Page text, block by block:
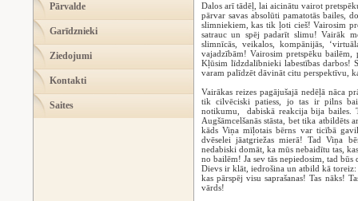
Pārvalde
Garīdznieki
Ziedojumi
Kontakti
Saites
Dalos arī tādēļ, lai aicinātu vairot
pārvar savas absolūti pamatotās bailes,
slimniekiem, kas tik ļoti cieš! Vairosim
satrauc un spēj padarīt slimu! Vairāk
slimnīcās, veikalos, kompānijās,
vajadzībām! Vairosim pretspēku
Kļūsim līdzdalībnieki labestības darbos!
varam palīdzēt dāvināt citu perspektīvu,
Vairākas reizes pagājušajā nedēļā nāca
tik cilvēciski patiess, jo tas ir pilns
notikumu, dabiskā reakcija bija bailes.
Augšāmcelšanās stāsta, bet tika
kāds Viņa mīļotais bērns var ticībā
dvēselei jāatgriežas mierā! Tad Viņa
nedabiski domāt, ka mūs nebaidītu tas,
no bailēm! Ja sev tās nepiedosim, tad
Dievs ir klāt, iedrošina un atbild kā
kas pārspēj visu saprašanas! Tas nāks!
vārds!